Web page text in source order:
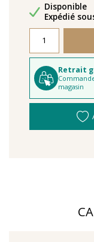
Disponibilité
Disponible
Délais de
Expédié
Retrait
magasin